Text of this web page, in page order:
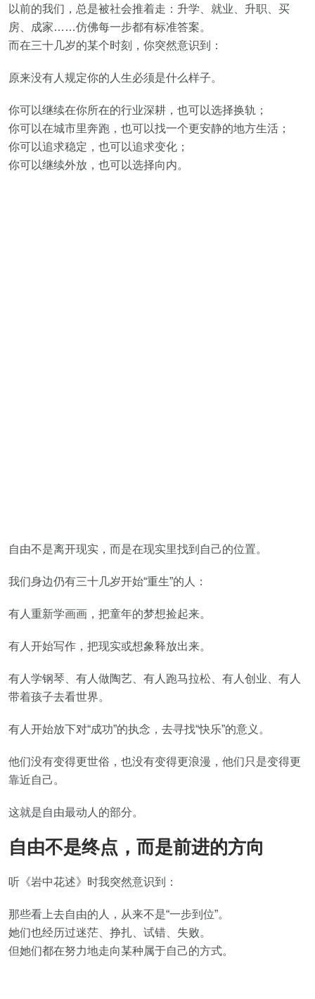
以前的我们，总是被社会推着走：升学、就业、升职、买
房、成家……仿佛每一步都有标准答案。
而在三十几岁的某个时刻，你突然意识到：
原来没有人规定你的人生必须是什么样子。
你可以继续在你所在的行业深耕，也可以选择换轨；
你可以在城市里奔跑，也可以找一个更安静的地方生活；
你可以追求稳定，也可以追求变化；
你可以继续外放，也可以选择向内。
自由不是离开现实，而是在现实里找到自己的位置。
我们身边仍有三十几岁开始“重生”的人：
有人重新学画画，把童年的梦想捡起来。
有人开始写作，把现实或想象释放出来。
有人学钢琴、有人做陶艺、有人跑马拉松、有人创业、有人
带着孩子去看世界。
有人开始放下对“成功”的执念，去寻找“快乐”的意义。
他们没有变得更世俗，也没有变得更浪漫，他们只是变得更
靠近自己。
这就是自由最动人的部分。
自由不是终点，而是前进的方向
听《岩中花述》时我突然意识到：
那些看上去自由的人，从来不是“一步到位”。
她们也经历过迷茫、挣扎、试错、失败。
但她们都在努力地走向某种属于自己的方式。